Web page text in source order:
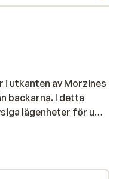
i utkanten av Morzines
backarna. I detta
lägenheter för upp